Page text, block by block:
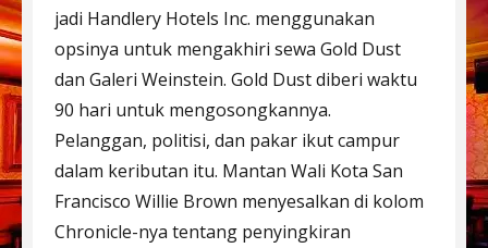
jadi Handlery Hotels Inc. menggunakan
opsinya untuk mengakhiri sewa Gold Dust
dan Galeri Weinstein. Gold Dust diberi waktu
90 hari untuk mengosongkannya.
Pelanggan, politisi, dan pakar ikut campur
dalam keributan itu. Mantan Wali Kota San
Francisco Willie Brown menyesalkan di kolom
Chronicle-nya tentang penyingkiran